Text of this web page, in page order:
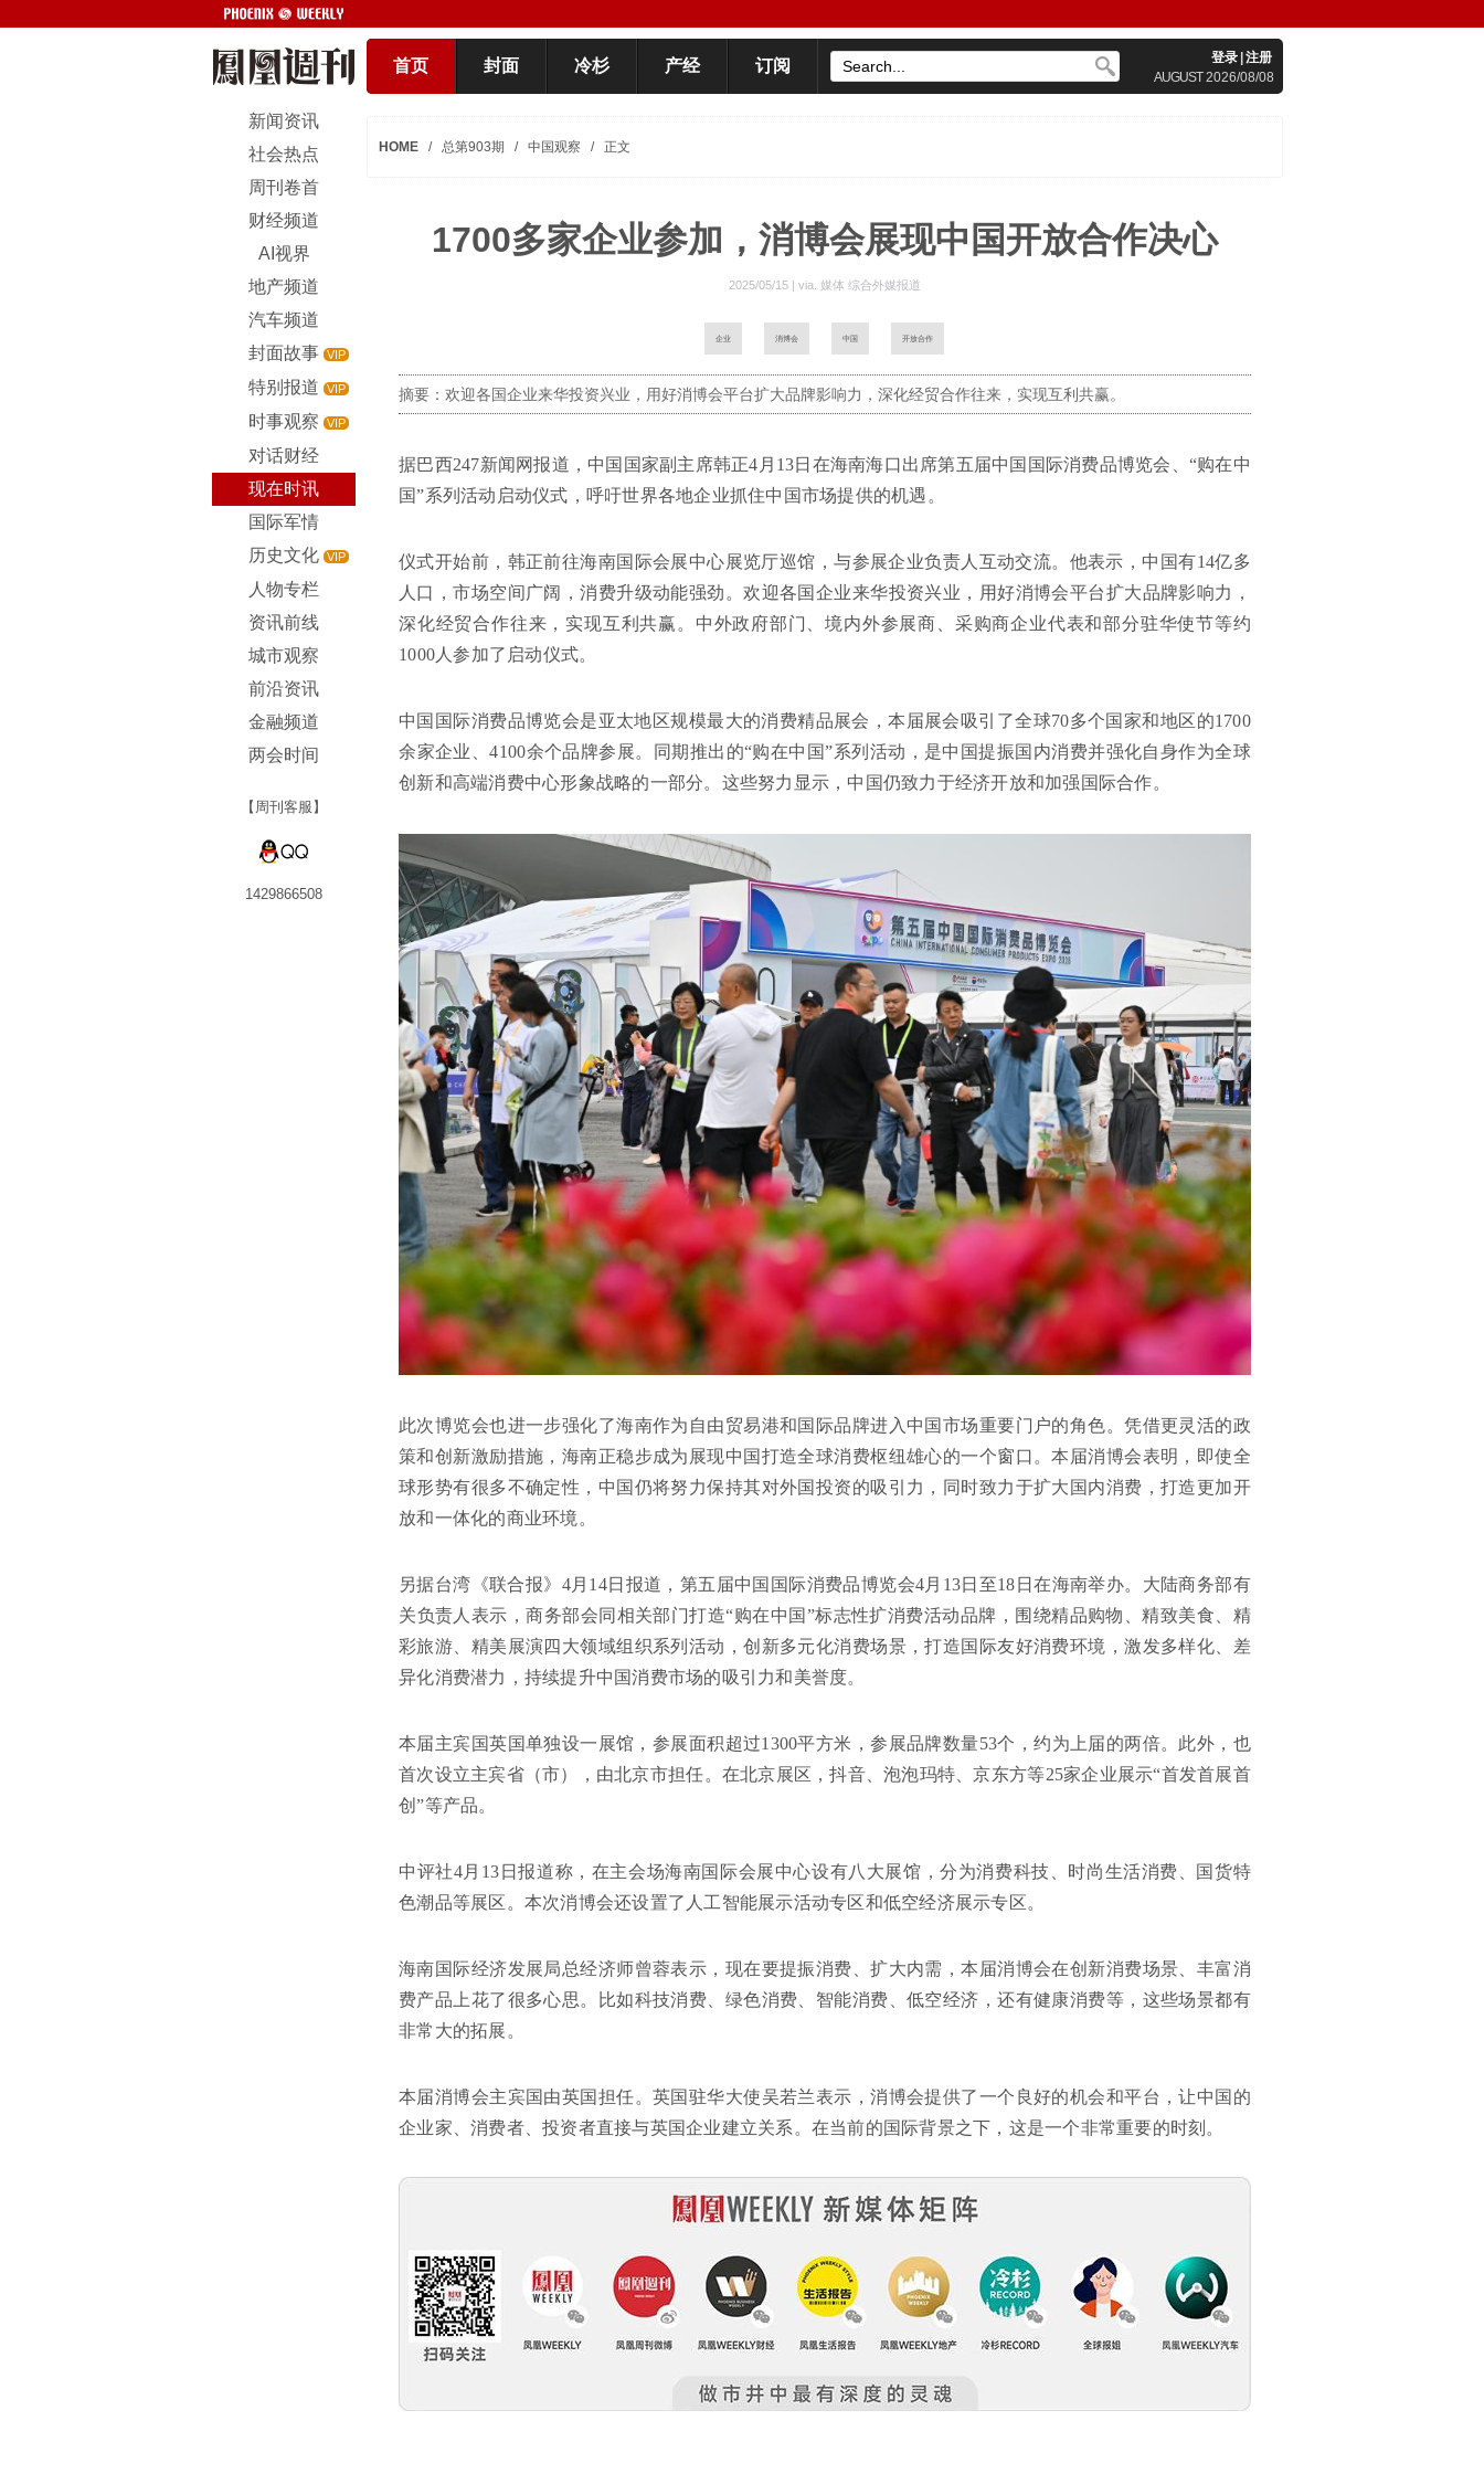
首页 封面 冷杉 产经 订阅 登录 注册
AUGUST2026/08/08
新闻资讯
社会热点
周刊卷首
财经频道
AI视界
地产频道
汽车频道
封面故事 VIP
特别报道 VIP
时事观察 VIP
对话财经
现在时讯
国际军情
历史文化 VIP
人物专栏
资讯前线
城市观察
前沿资讯
金融频道
两会时间
【周刊客服】
1429866508
HOME / 总第903期 / 中国观察 / 正文
1700多家企业参加，消博会展现中国开放合作决心
2025/05/15 | via. 媒体 综合外媒报道
企业 消博会 中国 开放合作
摘要：欢迎各国企业来华投资兴业，用好消博会平台扩大品牌影响力，深化经贸合作往来，实现互利共赢。
据巴西247新闻网报道，中国国家副主席韩正4月13日在海南海口出席第五届中国国际消费品博览会、“购在中
国”系列活动启动仪式，呼吁世界各地企业抓住中国市场提供的机遇。
仪式开始前，韩正前往海南国际会展中心展览厅巡馆，与参展企业负责人互动交流。他表示，中国有14亿多
人口，市场空间广阔，消费升级动能强劲。欢迎各国企业来华投资兴业，用好消博会平台扩大品牌影响力，
深化经贸合作往来，实现互利共赢。中外政府部门、境内外参展商、采购商企业代表和部分驻华使节等约
1000人参加了启动仪式。
中国国际消费品博览会是亚太地区规模最大的消费精品展会，本届展会吸引了全球70多个国家和地区的1700
余家企业、4100余个品牌参展。同期推出的“购在中国”系列活动，是中国提振国内消费并强化自身作为全球
创新和高端消费中心形象战略的一部分。这些努力显示，中国仍致力于经济开放和加强国际合作。
此次博览会也进一步强化了海南作为自由贸易港和国际品牌进入中国市场重要门户的角色。凭借更灵活的政
策和创新激励措施，海南正稳步成为展现中国打造全球消费枢纽雄心的一个窗口。本届消博会表明，即使全
球形势有很多不确定性，中国仍将努力保持其对外国投资的吸引力，同时致力于扩大国内消费，打造更加开
放和一体化的商业环境。
另据台湾《联合报》4月14日报道，第五届中国国际消费品博览会4月13日至18日在海南举办。大陆商务部有
关负责人表示，商务部会同相关部门打造“购在中国”标志性扩消费活动品牌，围绕精品购物、精致美食、精
彩旅游、精美展演四大领域组织系列活动，创新多元化消费场景，打造国际友好消费环境，激发多样化、差
异化消费潜力，持续提升中国消费市场的吸引力和美誉度。
本届主宾国英国单独设一展馆，参展面积超过1300平方米，参展品牌数量53个，约为上届的两倍。此外，也
首次设立主宾省（市），由北京市担任。在北京展区，抖音、泡泡玛特、京东方等25家企业展示“首发首展首
创”等产品。
中评社4月13日报道称，在主会场海南国际会展中心设有八大展馆，分为消费科技、时尚生活消费、国货特
色潮品等展区。本次消博会还设置了人工智能展示活动专区和低空经济展示专区。
海南国际经济发展局总经济师曾蓉表示，现在要提振消费、扩大内需，本届消博会在创新消费场景、丰富消
费产品上花了很多心思。比如科技消费、绿色消费、智能消费、低空经济，还有健康消费等，这些场景都有
非常大的拓展。
本届消博会主宾国由英国担任。英国驻华大使吴若兰表示，消博会提供了一个良好的机会和平台，让中国的
企业家、消费者、投资者直接与英国企业建立关系。在当前的国际背景之下，这是一个非常重要的时刻。